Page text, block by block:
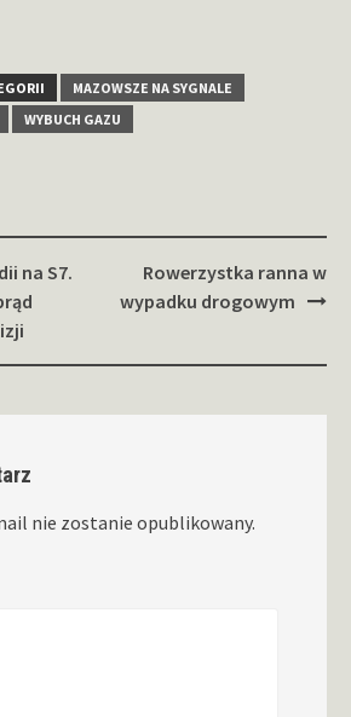
MAZOWSZE NA SYGNALE
WYBUCH GAZU
na S7.
Rowerzystka ranna w
wypadku drogowym
nie zostanie opublikowany.